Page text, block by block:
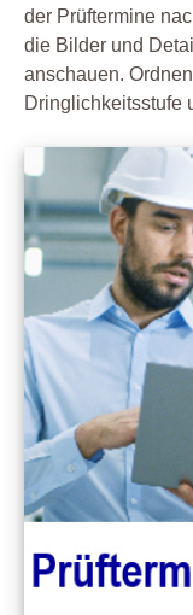
der Prüftermine
die Bilder und
anschauen.
Dringlichkeitsstufe